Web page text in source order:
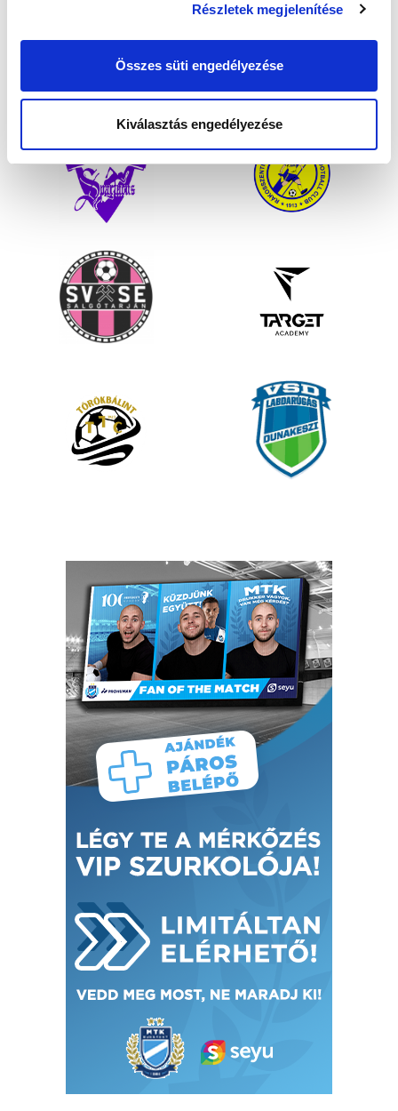
Részletek megjelenítése
Összes süti engedélyezése
Kiválasztás engedélyezése